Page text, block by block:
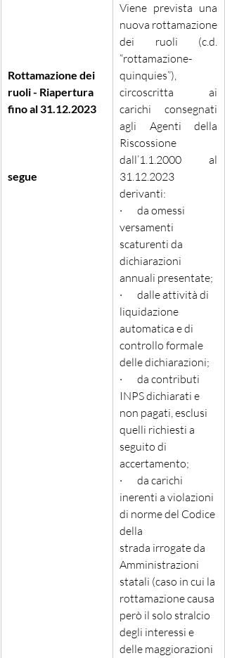
Rottamazione dei
ruoli - Riapertura
fino al 31.12.2023
segue
Viene prevista una
nuova rottamazione
dei ruoli (c.d.
“rottamazione-
quinquies”),
circoscritta ai
carichi consegnati
agli Agenti della
Riscossione
dall’1.1.2000 al
31.12.2023
derivanti:
·       da omessi
versamenti
scaturenti da
dichiarazioni
annuali presentate;
·       dalle attività di
liquidazione
automatica e di
controllo formale
delle dichiarazioni;
·       da contributi
INPS dichiarati e
non pagati, esclusi
quelli richiesti a
seguito di
accertamento;
·       da carichi
inerenti a violazioni
di norme del Codice
della
strada irrogate da
Amministrazioni
statali (caso in cui la
rottamazione causa
però il solo stralcio
degli interessi e
delle maggiorazioni